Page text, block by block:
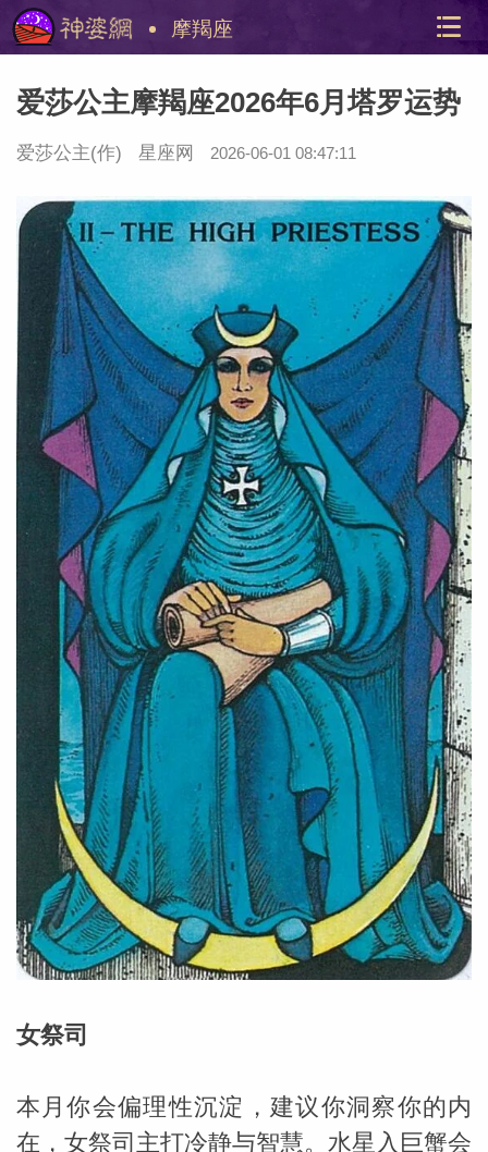
美国神
婆星座
摩羯座
站内导
航
爱莎公主摩羯座2026年6月塔罗运势
爱莎公主(作) 星座网 2026-06-01 08:47:11
女祭司
本月你会偏理性沉淀，建议你洞察你的内
在，女祭司主打冷静与智慧。水星入巨蟹会